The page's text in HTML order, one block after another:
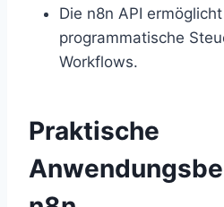
Die n8n API
programmatische
Workflows.
Praktische